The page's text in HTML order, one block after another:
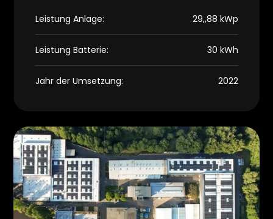
Leistung Anlage: 29,,88 kWp
Leistung Batterie: 30 kWh
Jahr der Umsetzung: 2022